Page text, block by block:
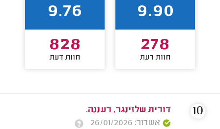
9.90
278
חוות דעת
9.76
828
חוות דעת
דורית שלזינגר, רעננה.
אשרור: 26/01/2026
10